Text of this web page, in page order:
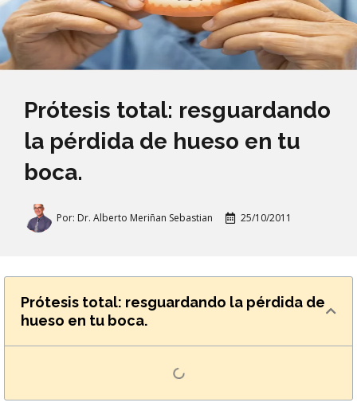
Prótesis total: resguardando
la pérdida de hueso en tu
boca.
Por: Dr. Alberto Meriñan Sebastian 25/10/2011
Prótesis total: resguardando la pérdida de
hueso en tu boca.